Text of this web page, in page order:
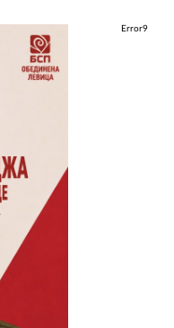
Error9
02 975 20 35